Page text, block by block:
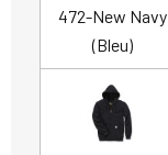
472-New Navy
(Bleu)